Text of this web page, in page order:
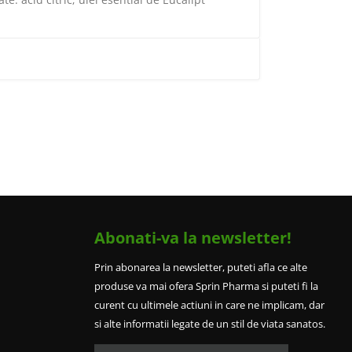
Abonati-va la newsletter!
Prin abonarea la newsletter, puteti afla ce alte
produse va mai ofera Sprin Pharma si puteti fi la
curent cu ultimele actiuni in care ne implicam, dar
si alte informatii legate de un stil de viata sanatos.